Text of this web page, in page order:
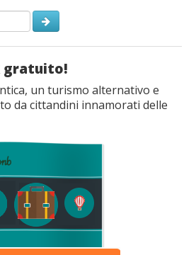
gratuito!
un turismo alternativo e
da cittandini innamorati delle